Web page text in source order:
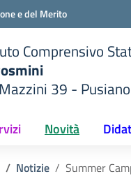
e del Merito
Comprensivo
39 - Pusiano
Novità
Notizie Summer